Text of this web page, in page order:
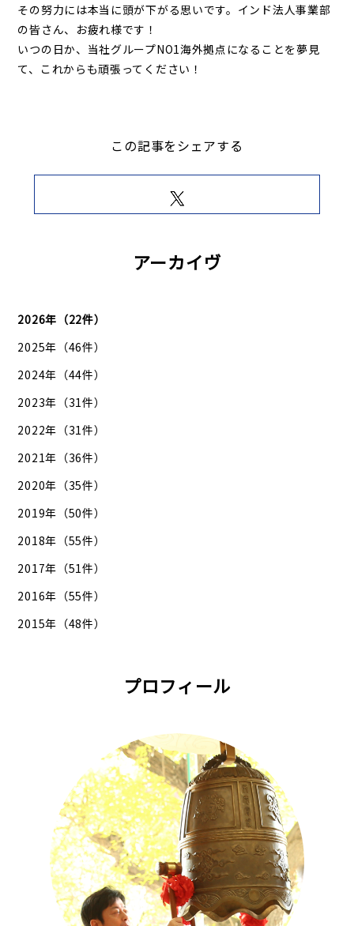
その努力には本当に頭が下がる思いです。インド法人事業部
の皆さん、お疲れ様です！
いつの日か、当社グループNO1海外拠点になることを夢見
て、これからも頑張ってください！
この記事をシェアする
アーカイヴ
2026年（22件）
2025年（46件）
2024年（44件）
2023年（31件）
2022年（31件）
2021年（36件）
2020年（35件）
2019年（50件）
2018年（55件）
2017年（51件）
2016年（55件）
2015年（48件）
プロフィール